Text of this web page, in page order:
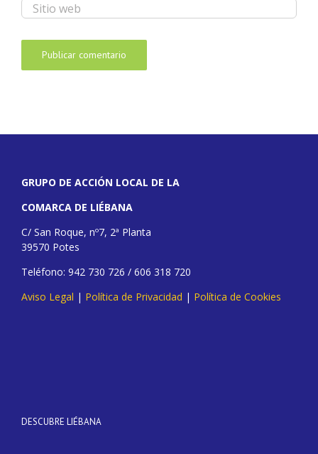
GRUPO DE ACCIÓN LOCAL DE LA
COMARCA DE LIÉBANA
C/ San Roque, nº7, 2ª Planta
39570 Potes
Teléfono: 942 730 726 / 606 318 720
Aviso Legal | Política de Privacidad | Política de Cookies
DESCUBRE LIÉBANA